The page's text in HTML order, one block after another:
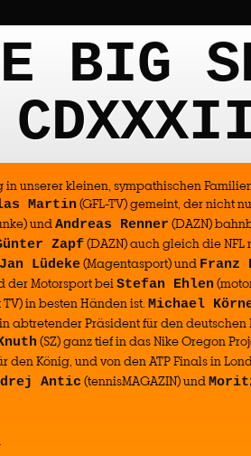
BIG
unserer kleinen, sympathischen
Martin (GFL-TV) gemeint, der nicht
undAndreas Renner (DAZN)
Zapf(DAZN) auch gleich die
Jan Lüdeke(Magentasport) und Franz
der Motorsport beiStefan Ehlen
in besten Händen ist.Michael
abtretender Präsident für den
(SZ) ganz tief in das Nike Oregon
den König, und von den ATP Finals in
Antic (tennisMAGAZIN) und